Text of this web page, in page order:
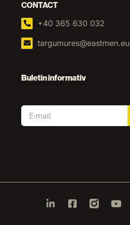
CONTACT
+40 365 630 032
targumures@eastmen.eu
Buletin informativ